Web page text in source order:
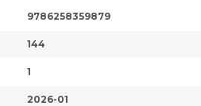
9786258359879
144
1
2026-01